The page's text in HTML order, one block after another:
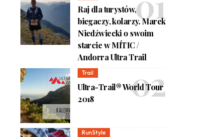
Raj dla turystów,
biegaczy, kolarzy. Marek
Niedźwiecki o swoim
starcie w MÍTIC /
Andorra Ultra Trail
Trail
Ultra-Trail® World Tour
2018
RunStyle